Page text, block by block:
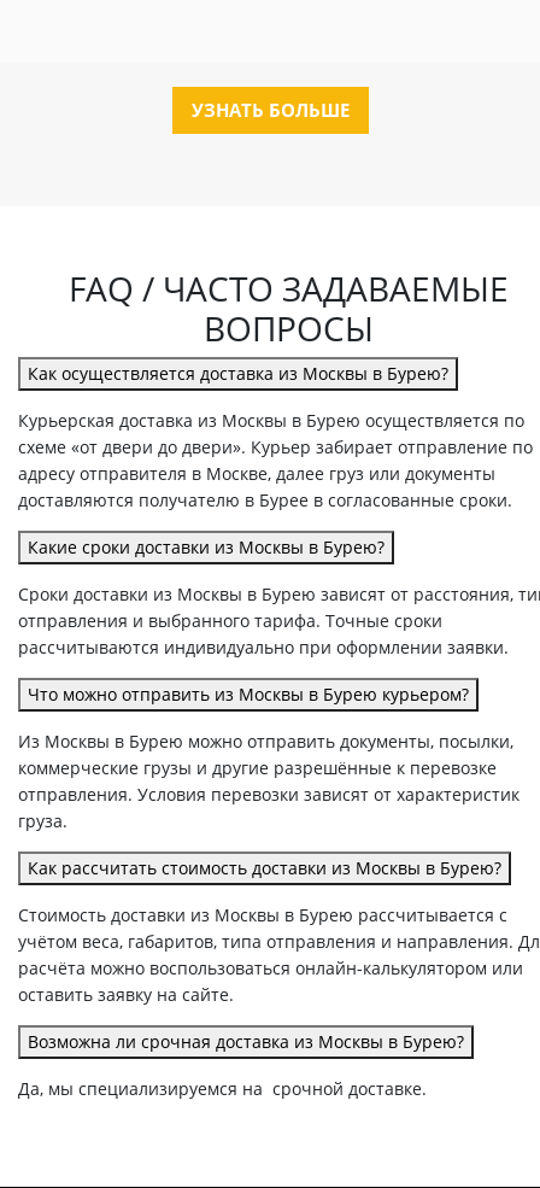
УЗНАТЬ БОЛЬШЕ
FAQ / ЧАСТО ЗАДАВАЕМЫЕ
ВОПРОСЫ
Как осуществляется доставка из Москвы в Бурею?
Курьерская доставка из Москвы в Бурею осуществляется по
схеме «от двери до двери». Курьер забирает отправление по
адресу отправителя в Москве, далее груз или документы
доставляются получателю в Бурее в согласованные сроки.
Какие сроки доставки из Москвы в Бурею?
Сроки доставки из Москвы в Бурею зависят от расстояния,
отправления и выбранного тарифа. Точные сроки
рассчитываются индивидуально при оформлении заявки.
Что можно отправить из Москвы в Бурею курьером?
Из Москвы в Бурею можно отправить документы, посылки,
коммерческие грузы и другие разрешённые к перевозке
отправления. Условия перевозки зависят от характеристик
груза.
Как рассчитать стоимость доставки из Москвы в Бурею?
Стоимость доставки из Москвы в Бурею рассчитывается с
учётом веса, габаритов, типа отправления и направления.
расчёта можно воспользоваться онлайн-калькулятором или
оставить заявку на сайте.
Возможна ли срочная доставка из Москвы в Бурею?
Да, мы специализируемся на срочной доставке.